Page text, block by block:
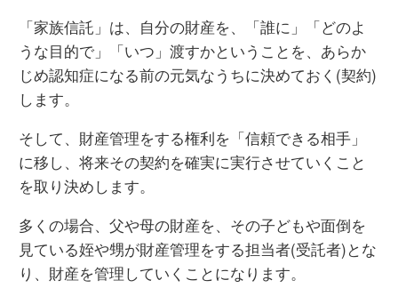
「家族信託」は、自分の財産を、「誰に」「どのよ
うな目的で」「いつ」渡すかということを、あらか
じめ認知症になる前の元気なうちに決めておく(契約)
します。
そして、財産管理をする権利を「信頼できる相手」
に移し、将来その契約を確実に実行させていくこと
を取り決めします。
多くの場合、父や母の財産を、その子どもや面倒を
見ている姪や甥が財産管理をする担当者(受託者)とな
り、財産を管理していくことになります。